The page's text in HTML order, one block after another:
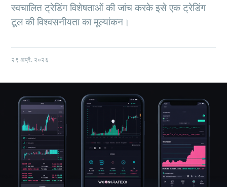
स्वचालित ट्रेडिंग विशेषताओं की जांच करके इसे एक ट्रेडिंग
टूल की विश्वसनीयता का मूल्यांकन।
२९ अप्रै. २०२६